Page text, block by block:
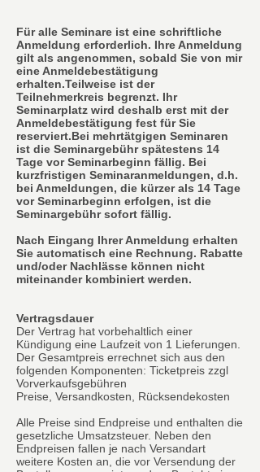
Für alle Seminare ist eine schriftliche
Anmeldung erforderlich. Ihre Anmeldung
gilt als angenommen, sobald Sie von mir
eine Anmeldebestätigung
erhalten.Teilweise ist der
Teilnehmerkreis begrenzt. Ihr
Seminarplatz wird deshalb erst mit der
Anmeldebestätigung fest für Sie
reserviert.Bei mehrtätgigen Seminaren
ist die Seminargebühr spätestens 14
Tage vor Seminarbeginn fällig. Bei
kurzfristigen Seminaranmeldungen, d.h.
bei Anmeldungen, die kürzer als 14 Tage
vor Seminarbeginn erfolgen, ist die
Seminargebühr sofort fällig.
Nach Eingang Ihrer Anmeldung erhalten
Sie automatisch eine Rechnung. Rabatte
und/oder Nachlässe können nicht
miteinander kombiniert werden.
Vertragsdauer
Der Vertrag hat vorbehaltlich einer
Kündigung eine Laufzeit von 1 Lieferungen.
Der Gesamtpreis errechnet sich aus den
folgenden Komponenten: Ticketpreis zzgl
Vorverkaufsgebühren
Preise, Versandkosten, Rücksendekosten
Alle Preise sind Endpreise und enthalten die
gesetzliche Umsatzsteuer. Neben den
Endpreisen fallen je nach Versandart
weitere Kosten an, die vor Versendung der